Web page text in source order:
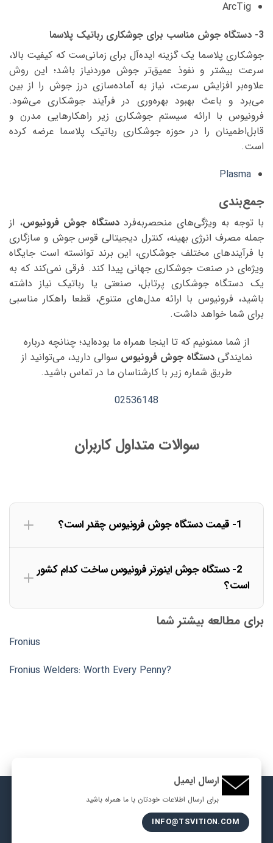
ArcTig
3- دستگاه جوش مناسب برای جوشکاری رباتیک پلاسما
جوشکاری پلاسما یک گزینه ایده‌آل برای زمانی‌ست که کیفیت بالا،
سرعت بیشتر و نفوذ عمیق‌تر جوش موردنیاز باشد؛ این روش
علاوه‌بر افزایش سرعت، نیاز به آماده‌سازی درز جوش را از بین
می‌برد و باعث بهبود بهره‌وری در فرآیند جوشکاری می‌شود.
فرونیوس با ارائه سیستم‌ جوشکاری زیر راهکارهایی مدرن و
قابل‌اطمینان را در حوزه جوشکاری رباتیک پلاسما عرضه کرده
است.
Plasma
جمع‌بندی
با توجه به ویژگی‌های منحصربه‌فرددستگاه جوش فرونیوس، از
جمله مصرف انرژی بهینه، کنترل دیجیتالی قوس جوش و سازگاری
با فرآیندهای مختلف جوشکاری، این برند توانسته است جایگاه
ویژه‌ای در صنعت جوشکاری جهانی پیدا کند. فرقی نمی‌کند که به
یک دستگاه جوشکاری پرتابل، صنعتی یا رباتیک نیاز داشته
باشید، فرونیوس با ارائه مدل‌های متنوع، قطعا راهکار مناسبی
برای شما خواهد داشت.
از شما ممنونیم که تا اینجا همراه ما بوده‌اید؛ چنانچه درباره
نمایندگیدستگاه جوش فرونیوس سوالی دارید، می‌توانید از
طریق شماره زیر با کارشناسان ما در تماس باشید.
02536148
سوالات متداول کاربران
1- قیمت دستگاه جوش فرونیوس چقدر است؟
2- دستگاه جوش اینورتر فرونیوس ساخت کدام کشور
است؟
برای مطالعه بیشتر شما
Fronius
Fronius Welders: Worth Every Penny?
ارسال ایمیل
برای ارسال اطلاعات خودتان با ما همراه باشید
INFO@TSVITION.COM